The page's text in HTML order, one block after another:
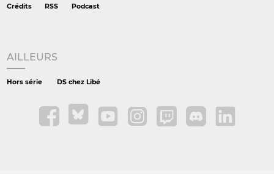
Crédits
RSS Podcast
AILLEURS
Hors série DS chez Libé